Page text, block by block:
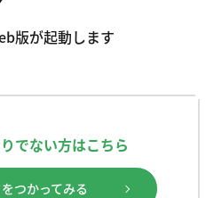
版が起動します
でない方はこちら
つかってみる